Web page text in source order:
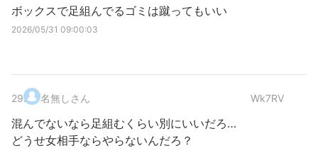
ボックスで足組んでるゴミは蹴ってもいい
2026/05/31 09:00:03
29. 名無しさん Wk7RV
混んでないなら足組むくらい別にいいだろ…
どうせ女相手ならやらないんだろ？